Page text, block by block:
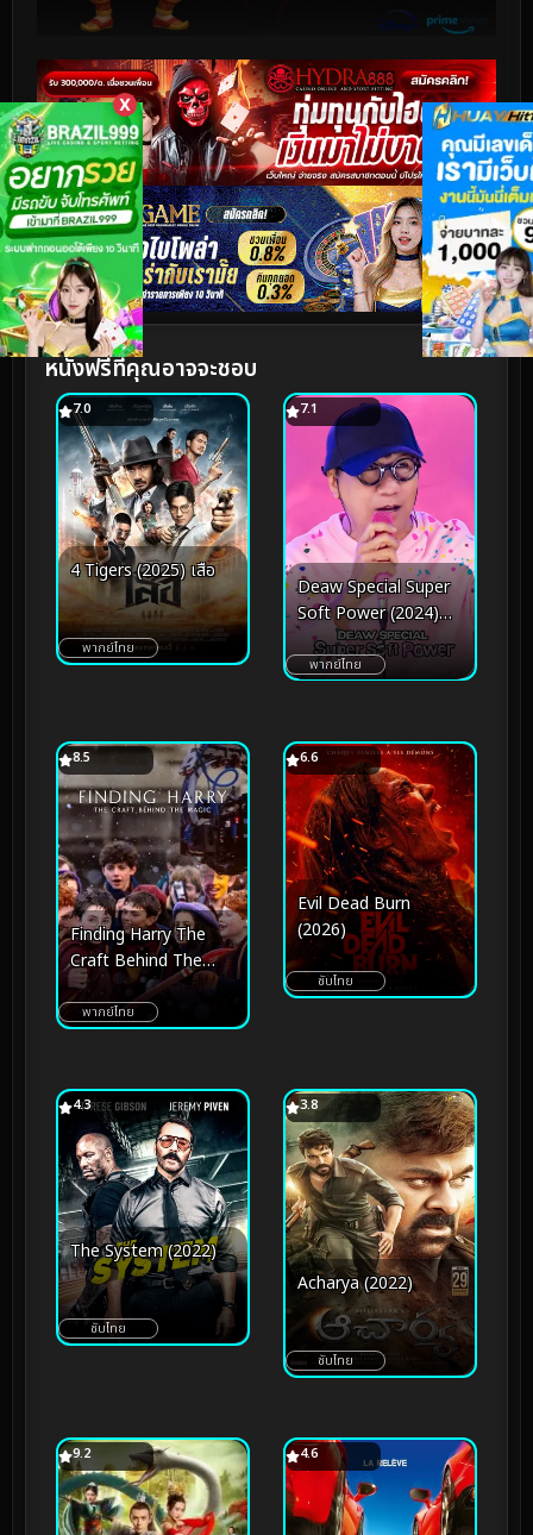
X
หนังฟรีที่คุณอาจจะชอบ
7.0
4 Tigers (2025) เสือ
พากย์ไทย
7.1
Deaw Special Super
Soft Power (2024)
เดี่ยวสเปเชียล ซูเปอร์
ซอฟต์ พาวเวอร์
พากย์ไทย
8.5
Finding Harry The
Craft Behind The
Magic (2026) ตามหา
แฮร์รี่ งานฝีมือเบื้องหลัง
พากย์ไทย
6.6
Evil Dead Burn
(2026)
ซับไทย
4.3
The System (2022)
ซับไทย
3.8
Acharya (2022)
ซับไทย
9.2 4.6